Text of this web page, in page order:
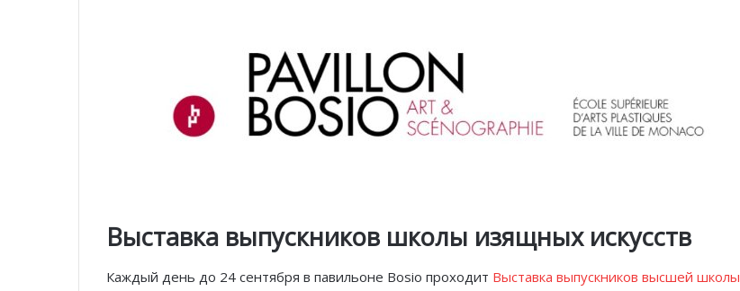
Выставка выпускников школы изящных искусств
Каждый день до 24 сентября в павильоне Bosio проходит Выставка выпускников высшей школы